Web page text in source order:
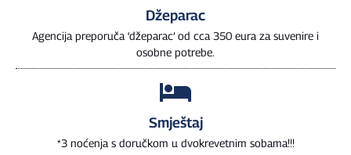
Džeparac
Agencija preporuča ‘džeparac’ od cca 350 eura za suvenire i
osobne potrebe.
Smještaj
*3 noćenja s doručkom u dvokrevetnim sobama!!!